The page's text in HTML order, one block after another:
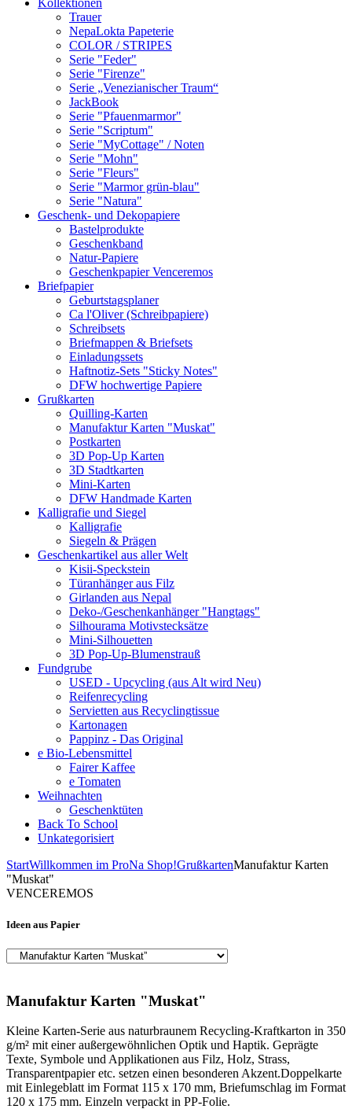
Kollektionen
Trauer
NepaLokta Papeterie
COLOR / STRIPES
Serie "Feder"
Serie "Firenze"
Serie „Venezianischer Traum“
JackBook
Serie "Pfauenmarmor"
Serie "Scriptum"
Serie "MyCottage" / Noten
Serie "Mohn"
Serie "Fleurs"
Serie "Marmor grün-blau"
Serie "Natura"
Geschenk- und Dekopapiere
Bastelprodukte
Geschenkband
Natur-Papiere
Geschenkpapier Venceremos
Briefpapier
Geburtstagsplaner
Ca l'Oliver (Schreibpapiere)
Schreibsets
Briefmappen & Briefsets
Einladungssets
Haftnotiz-Sets "Sticky Notes"
DFW hochwertige Papiere
Grußkarten
Quilling-Karten
Manufaktur Karten "Muskat"
Postkarten
3D Pop-Up Karten
3D Stadtkarten
Mini-Karten
DFW Handmade Karten
Kalligrafie und Siegel
Kalligrafie
Siegeln & Prägen
Geschenkartikel aus aller Welt
Kisii-Speckstein
Türanhänger aus Filz
Girlanden aus Nepal
Deko-/Geschenkanhänger "Hangtags"
Silhourama Motivstecksätze
Mini-Silhouetten
3D Pop-Up-Blumenstrauß
Fundgrube
USED - Upcycling (aus Alt wird Neu)
Reifenrecycling
Servietten aus Recyclingtissue
Kartonagen
Pappinz - Das Original
e Bio-Lebensmittel
Fairer Kaffee
e Tomaten
Weihnachten
Geschenktüten
Back To School
Unkategorisiert
StartWillkommen im ProNa Shop!GrußkartenManufaktur Karten
"Muskat"
VENCEREMOS
Ideen aus Papier
Manufaktur Karten "Muskat"
Kleine Karten-Serie aus naturbraunem Recycling-Kraftkarton in 350
g/m² mit einer außergewöhnlichen Optik und Haptik. Geprägte
Texte, Symbole und Applikationen aus Filz, Holz, Strass,
Transparentpapier etc. setzen einen besonderen Akzent.Doppelkarte
mit Einlegeblatt im Format 115 x 170 mm, Briefumschlag im Format
120 x 175 mm. Einzeln verpackt in PP-Folie.